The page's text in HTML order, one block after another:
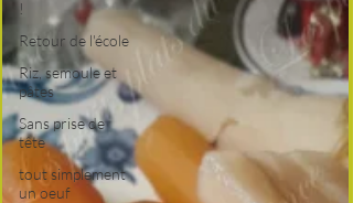
!
Retour de l'école
Riz, semoule et
pâtes
Sans prise de
tête
tout simplement
un oeuf